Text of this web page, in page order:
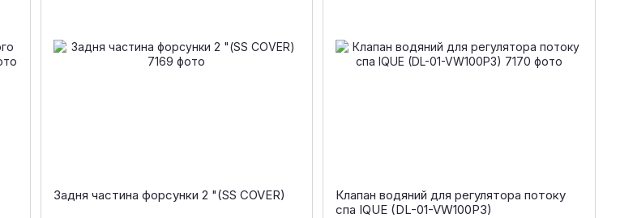
Задня частина форсунки 2 "(SS COVER)
Клапан водяний для регулятора потоку
спа IQUE (DL-01-VW100P3)